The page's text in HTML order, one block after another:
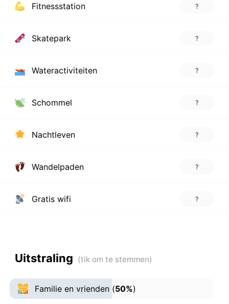
Fitnessstation ?
Skatepark ?
Wateractiviteiten ?
Schommel ?
Nachtleven ?
Wandelpaden ?
Gratis wifi ?
Uitstraling
Familie en vrienden(50%)